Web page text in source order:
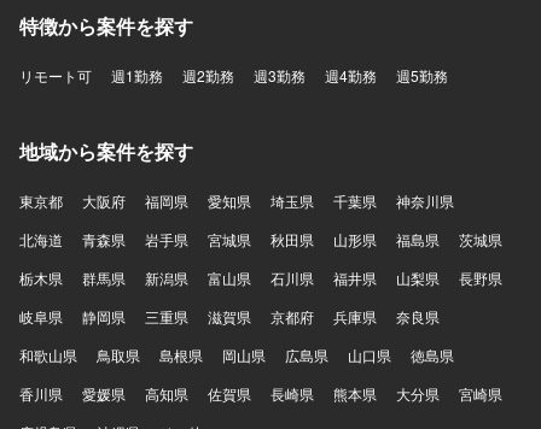
特徴から案件を探す
リモート可 週1勤務 週2勤務 週3勤務 週4勤務 週5勤務
地域から案件を探す
東京都 大阪府 福岡県 愛知県 埼玉県 千葉県
神奈川県
北海道
青森県 岩手県 宮城県 秋田県 山形県 福島県
茨城県
栃木県
群馬県 新潟県 富山県 石川県 福井県 山梨県
長野県
岐阜県
静岡県 三重県 滋賀県 京都府 兵庫県
奈良県
和歌山県
鳥取県 島根県 岡山県 広島県 山口県
徳島県
香川県
愛媛県 高知県 佐賀県 長崎県 熊本県 大分県
宮崎県